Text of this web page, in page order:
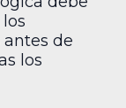
de
los